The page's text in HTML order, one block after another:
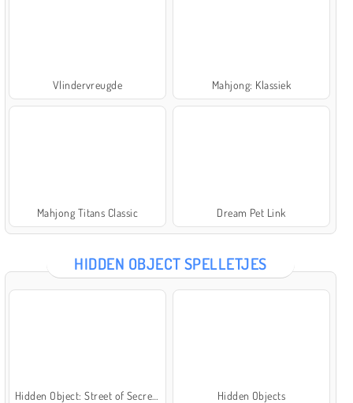
Vlindervreugde Mahjong: Klassiek
Mahjong Titans Classic Dream Pet Link
HIDDEN OBJECT SPELLETJES
Hidden Objects